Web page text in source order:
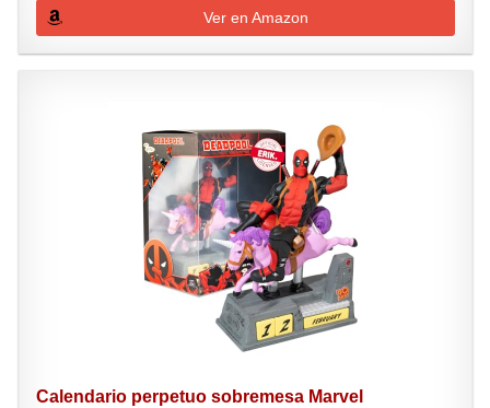
Ver en Amazon
Calendario perpetuo sobremesa Marvel